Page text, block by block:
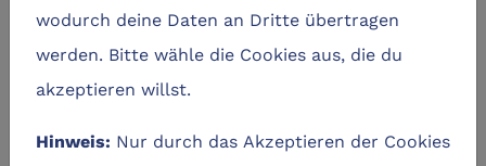
wodurch deine Daten an Dritte übertragen
werden. Bitte wähle die Cookies aus, die du
akzeptieren willst.
Hinweis: Nur durch das Akzeptieren der Cookies
Termine
schedule 15:00 - 17:00